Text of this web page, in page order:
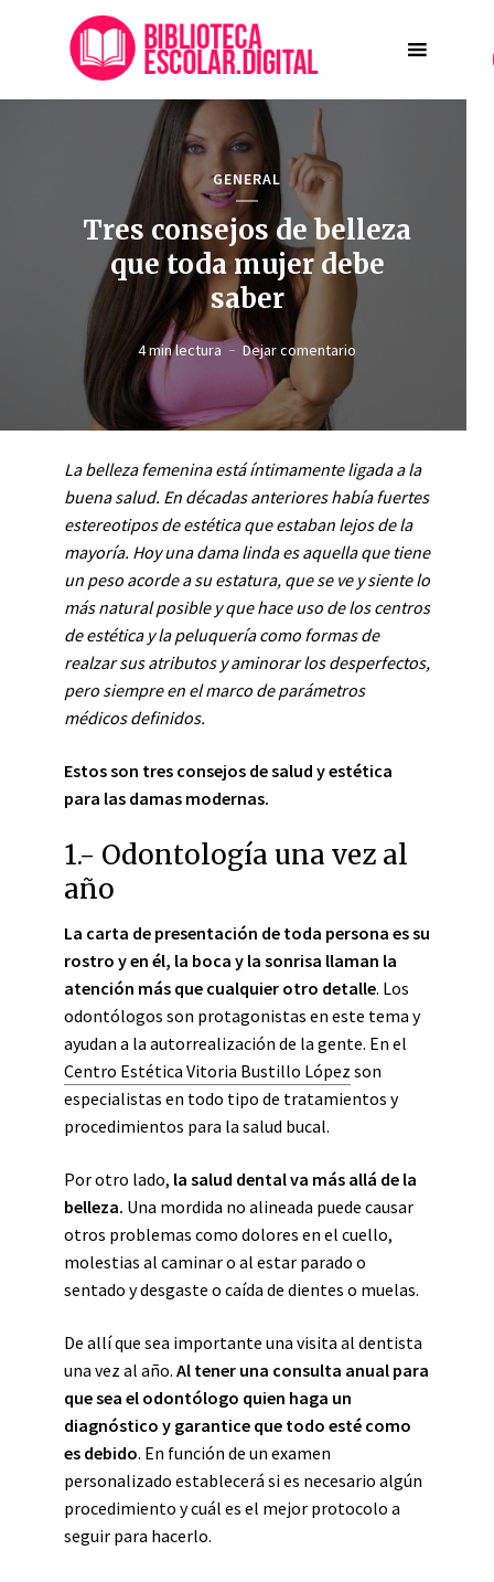
GENERAL
Tres consejos de belleza
que toda mujer debe
saber
4 min lectura Dejar comentario
La belleza femenina está íntimamente ligada a la
buena salud. En décadas anteriores había fuertes
estereotipos de estética que estaban lejos de la
mayoría. Hoy una dama linda es aquella que tiene
un peso acorde a su estatura, que se ve y siente lo
más natural posible y que hace uso de los centros
de estética y la peluquería como formas de
realzar sus atributos y aminorar los desperfectos,
pero siempre en el marco de parámetros
médicos definidos.
Estos son tres consejos de salud y estética
para las damas modernas.
1.- Odontología una vez al
año
La carta de presentación de toda persona es su
rostro y en él, la boca y la sonrisa llaman la
atención más que cualquier otro detalle. Los
odontólogos son protagonistas en este tema y
ayudan a la autorrealización de la gente. En el
Centro Estética Vitoria Bustillo López son
especialistas en todo tipo de tratamientos y
procedimientos para la salud bucal.
Por otro lado, la salud dental va más allá de la
belleza. Una mordida no alineada puede causar
otros problemas como dolores en el cuello,
molestias al caminar o al estar parado o
sentado y desgaste o caída de dientes o muelas.
De allí que sea importante una visita al dentista
una vez al año. Al tener una consulta anual para
que sea el odontólogo quien haga un
diagnóstico y garantice que todo esté como
es debido. En función de un examen
personalizado establecerá si es necesario algún
procedimiento y cuál es el mejor protocolo a
seguir para hacerlo.